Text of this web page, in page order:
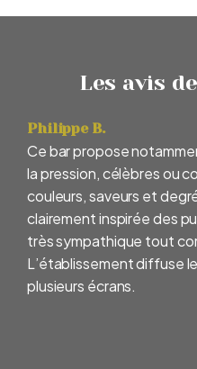
Les avis
Philippe B.
Ce bar propose
la pression, célèbres ou
couleurs, saveurs et
clairement inspirée des
très sympathique tout
L’établissement diffuse
plusieurs écrans.